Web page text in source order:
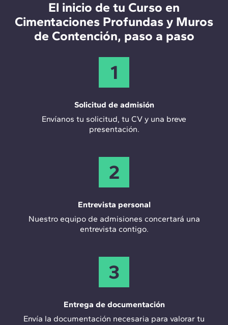
Especialista en cimentaciones dentro de una
constructora o ingeniería.
Ingeniero especialista en elementos de
Coordinador de proyectos.
El inicio de tu Curso en
Cimentaciones Profundas y Muros
de Contención, paso a paso
1
Solicitud de admisión
Envíanos tu solicitud, tu CV y una breve
presentación.
2
Entrevista personal
Nuestro equipo de admisiones concertará una
entrevista contigo.
3
Entrega de documentación
Envía la documentación necesaria para valorar tu